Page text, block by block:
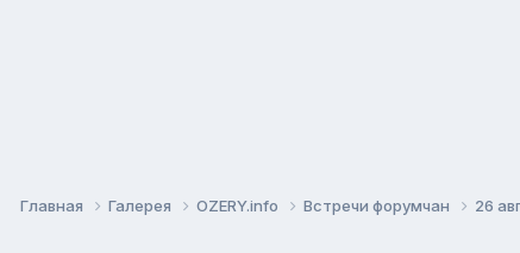
Главная Галерея OZERY.info Встречи форумчан 26